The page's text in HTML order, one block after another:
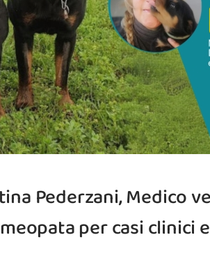
Pederzani,
per casi clinici